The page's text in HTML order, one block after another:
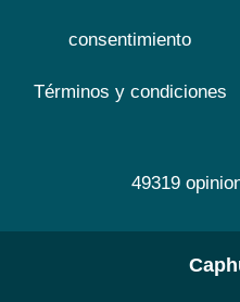
consentimiento
Términos y condiciones
49319